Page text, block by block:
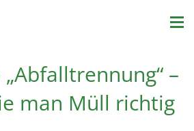
–
man Müll richtig